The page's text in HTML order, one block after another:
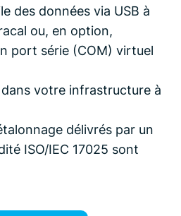
des données via USB à
ou, en option,
port série (COM) virtuel
votre infrastructure à
délivrés par un
ISO/IEC 17025 sont